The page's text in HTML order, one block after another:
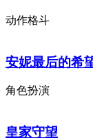
动作格斗
安妮最后的希
角色扮演
皇家守望